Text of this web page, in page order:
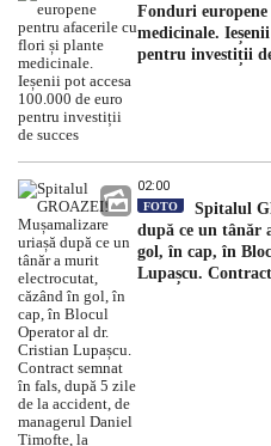
Fonduri
medicinale.
pentru investiții
02:00
FOTO
Spitalul
după ce un tânăr
gol, în cap, în
Lupașcu.